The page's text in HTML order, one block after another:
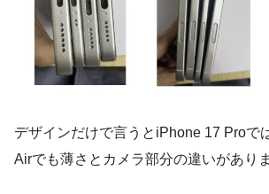
デザインだけで言うとiPhone 17 Proで
Airでも薄さとカメラ部分の違いがありま